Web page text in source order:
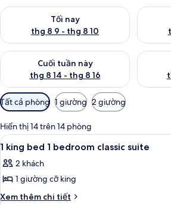
Tối nay
thg 8 9 - thg 8 10
Kiểm tra lượng phòng tối nay từ thg 8 9
Kiểm
Cuối tuần này
thg 8 14 - thg 8 16
Kiểm tra lượng phòng cuối tuần này từ
Kiểm
Bộ
lọc
có
thể
dùng
để
lọc
tìm
phòng
Tất cả phòng 1 giường 2 giường
Hiển thị 14 trên 14 phòng
Xem
tất
cả
ảnh
1
Bộ đồ
10
1 king bed 1 bedroom classic suite
2 khách
1 giường cỡ king
Xem thêm chi tiết
Chi